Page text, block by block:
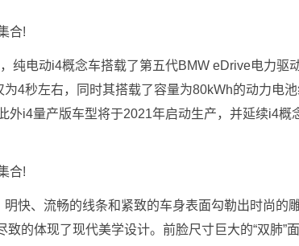
纯电动i4概念车搭载了第五代BMW eDrive电力驱
4秒左右，同时其搭载了容量为80kWh的动力电
外i4量产版车型将于2021年启动生产，并延续i4概
快、流畅的线条和紧致的车身表面勾勒出时尚的
致的体现了现代美学设计。前脸尺寸巨大的“双肺”